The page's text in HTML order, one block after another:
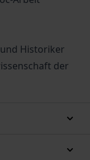
Historiker
der